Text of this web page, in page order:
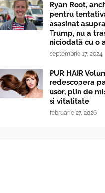
Ryan Root,
pentru
asasinat
Trump, nu a
niciodată cu o
septembrie 17, 2024
PUR HAIR
redescopera
usor, plin de
si vitalitate
februarie 27, 2026